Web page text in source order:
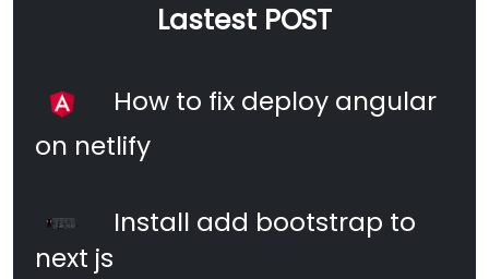
Lastest POST
How to fix deploy angular
on netlify
Install add bootstrap to
next js